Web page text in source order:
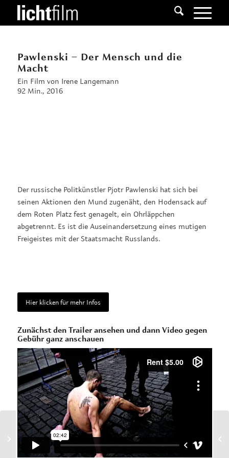
Pawlenski – Der Mensch und die
Macht
Ein Film von Irene Langemann
92 Min., 2016
Der russische Politkünstler Pjotr Pawlenski hat sich bei
seinen Aktionen den Mund zugenäht, den Hodensack auf
dem Roten Platz fest genagelt, ein Ohrläppchen
abgetrennt. Es ist die Auseinandersetzung eines mutigen
Freigeistes mit der Staatsmacht Russlands.
Hier klicken für mehr Infos
Zunächst den Trailer ansehen und dann Video gegen
Gebühr ganz anschauen
Süßes Gift – Hilfe als
Geschäft